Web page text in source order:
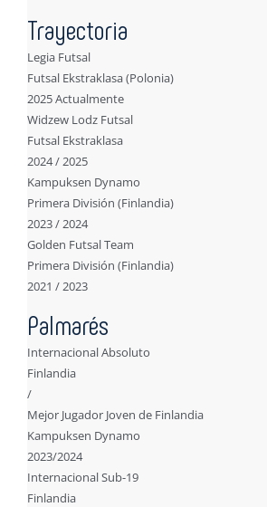
Trayectoria
Legia Futsal
Futsal Ekstraklasa (Polonia)
2025 Actualmente
Widzew Lodz Futsal
Futsal Ekstraklasa
2024 / 2025
Kampuksen Dynamo
Primera División (Finlandia)
2023 / 2024
Golden Futsal Team
Primera División (Finlandia)
2021 / 2023
Palmarés
Internacional Absoluto
Finlandia
/
Mejor Jugador Joven de Finlandia
Kampuksen Dynamo
2023/2024
Internacional Sub-19
Finlandia